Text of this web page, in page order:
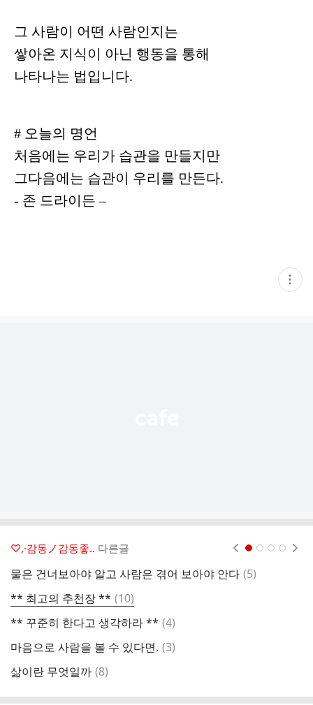
그 사람이 어떤 사람인지는
쌓아온 지식이 아닌 행동을 통해
나타나는 법입니다.
# 오늘의 명언
처음에는 우리가 습관을 만들지만
그다음에는 습관이 우리를 만든다.
- 존 드라이든 –
현
재
♡,·감동ノ감동좋.. 다른글
물은 건너보아야 알고 사람은 겪어 보아야 안다 댓
(5)
** 최고의 추천장 ** 댓
글
(10)
** 꾸준히 한다고 생각하라 ** 댓
(4)
마음으로 사람을 볼 수 있다면. 댓
(3)
삶이란 무엇일까 댓
(8)